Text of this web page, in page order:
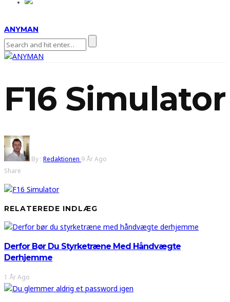
ANYMAN
F16 Simulator
By : Redaktionen 9 År Ago
Share
RELATEREDE INDLÆG
Derfor Bør Du Styrketræne Med Håndvægte
Derhjemme
1 År Ago